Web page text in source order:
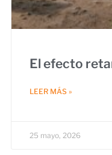
El efecto
LEER MÁS »
25 mayo, 2026